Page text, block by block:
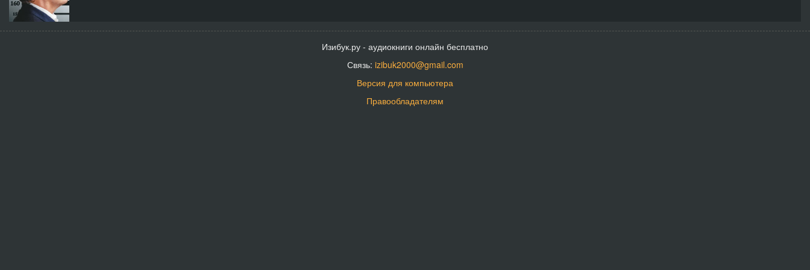
Изибук.ру - аудиокниги онлайн бесплатно
Связь: izibuk2000@gmail.com
Версия для компьютера
Правообладателям